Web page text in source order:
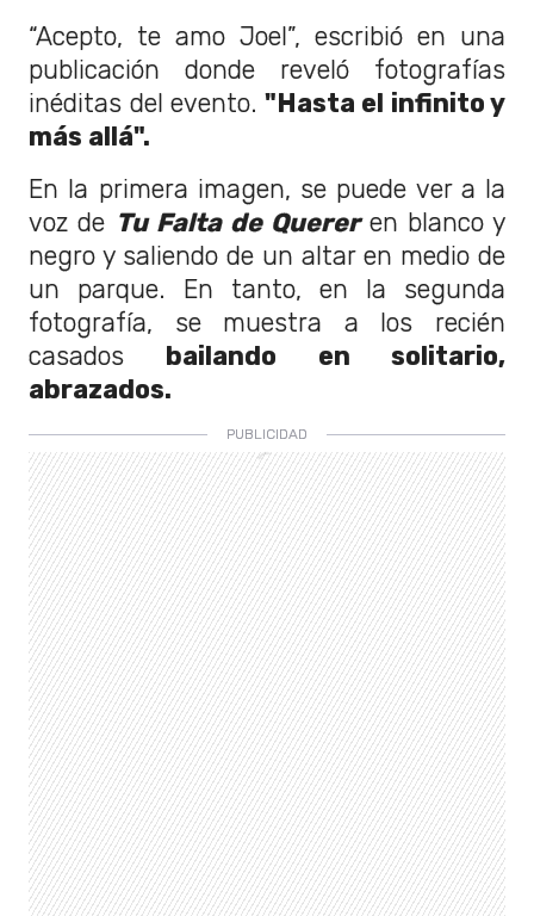
“Acepto, te amo Joel”, escribió en una
publicación donde reveló fotografías
inéditas del evento. "Hasta el infinito y
más allá".
En la primera imagen, se puede ver a la
voz de Tu Falta de Querer en blanco y
negro y saliendo de un altar en medio de
un parque. En tanto, en la segunda
fotografía, se muestra a los recién
casados bailando en solitario,
abrazados.